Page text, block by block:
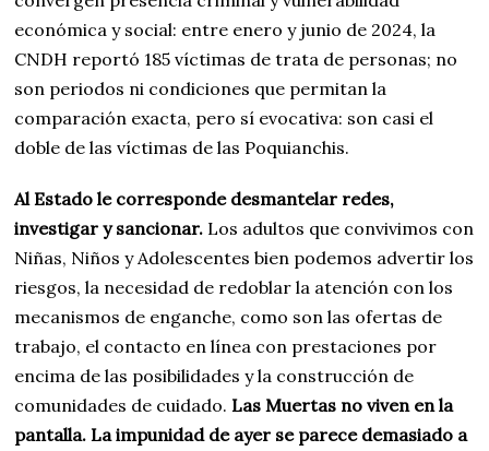
económica y social: entre enero y junio de 2024, la
CNDH reportó 185 víctimas de trata de personas; no
son periodos ni condiciones que permitan la
comparación exacta, pero sí evocativa: son casi el
doble de las víctimas de las Poquianchis.
Al Estado le corresponde desmantelar redes,
investigar y sancionar. Los adultos que convivimos con
Niñas, Niños y Adolescentes bien podemos advertir los
riesgos, la necesidad de redoblar la atención con los
mecanismos de enganche, como son las ofertas de
trabajo, el contacto en línea con prestaciones por
encima de las posibilidades y la construcción de
comunidades de cuidado.Las Muertas no viven en la
pantalla. La impunidad de ayer se parece demasiado a